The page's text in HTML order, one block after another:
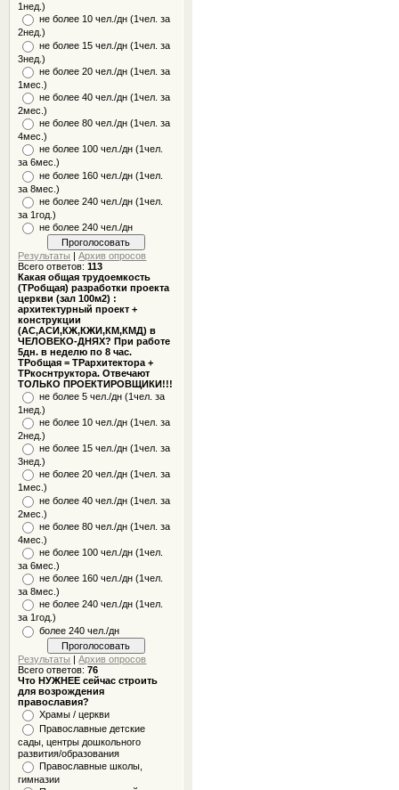
1нед.)
не более 10 чел./дн (1чел. за
2нед.)
не более 15 чел./дн (1чел. за
3нед.)
не более 20 чел./дн (1чел. за
1мес.)
не более 40 чел./дн (1чел. за
2мес.)
не более 80 чел./дн (1чел. за
4мес.)
не более 100 чел./дн (1чел.
за 6мес.)
не более 160 чел./дн (1чел.
за 8мес.)
не более 240 чел./дн (1чел.
за 1год.)
не более 240 чел./дн
Результаты |Архив опросов
Всего ответов:113
Какая общая трудоемкость
(ТРобщая) разработки проекта
церкви (зал 100м2) :
архитектурный проект +
конструкции
(АС,АСИ,КЖ,КЖИ,КМ,КМД) в
ЧЕЛОВЕКО-ДНЯХ? При работе
5дн. в неделю по 8 час.
ТРобщая = ТРархитектора +
ТРкоснтруктора. Отвечают
ТОЛЬКО ПРОЕКТИРОВЩИКИ!!!
не более 5 чел./дн (1чел. за
1нед.)
не более 10 чел./дн (1чел. за
2нед.)
не более 15 чел./дн (1чел. за
3нед.)
не более 20 чел./дн (1чел. за
1мес.)
не более 40 чел./дн (1чел. за
2мес.)
не более 80 чел./дн (1чел. за
4мес.)
не более 100 чел./дн (1чел.
за 6мес.)
не более 160 чел./дн (1чел.
за 8мес.)
не более 240 чел./дн (1чел.
за 1год.)
более 240 чел./дн
Результаты |Архив опросов
Всего ответов:76
Что НУЖНЕЕ сейчас строить
для возрождения
православия?
Храмы / церкви
Православные детские
сады, центры дошкольного
развития/образования
Православные школы,
гимназии